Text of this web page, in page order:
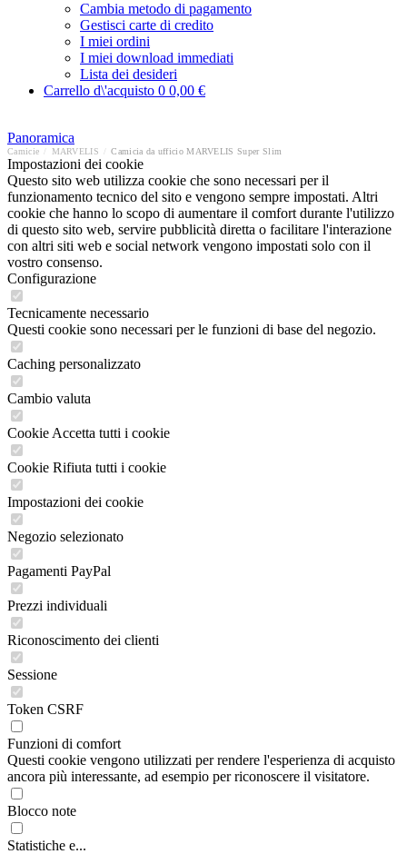
Cambia metodo di pagamento
Gestisci carte di credito
I miei ordini
I miei download immediati
Lista dei desideri
Carrello d\'acquisto 0 0,00 €
Panoramica
Camicie MARVELIS Camicia da ufficio MARVELIS Super Slim
Impostazioni dei cookie
Questo sito web utilizza cookie che sono necessari per il
funzionamento tecnico del sito e vengono sempre impostati. Altri
cookie che hanno lo scopo di aumentare il comfort durante l'utilizzo
di questo sito web, servire pubblicità diretta o facilitare l'interazione
con altri siti web e social network vengono impostati solo con il
vostro consenso.
Configurazione
Tecnicamente necessario
Questi cookie sono necessari per le funzioni di base del negozio.
Caching personalizzato
Cambio valuta
Cookie Accetta tutti i cookie
Cookie Rifiuta tutti i cookie
Impostazioni dei cookie
Negozio selezionato
Pagamenti PayPal
Prezzi individuali
Riconoscimento dei clienti
Sessione
Token CSRF
Funzioni di comfort
Questi cookie vengono utilizzati per rendere l'esperienza di acquisto
ancora più interessante, ad esempio per riconoscere il visitatore.
Blocco note
Statistiche e...